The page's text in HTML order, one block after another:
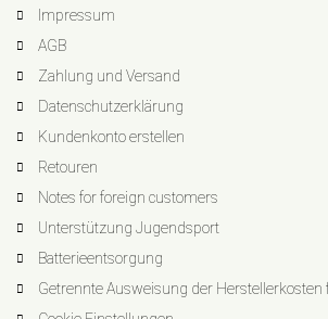
Impressum
AGB
Zahlung und Versand
Datenschutzerklärung
Kundenkonto erstellen
Retouren
Notes for foreign customers
Unterstützung Jugendsport
Batterieentsorgung
Getrennte Ausweisung der Herstellerkosten